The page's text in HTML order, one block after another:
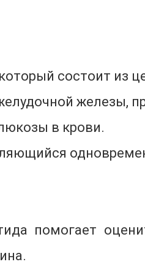
состоит из
железы,
в крови.
помогает